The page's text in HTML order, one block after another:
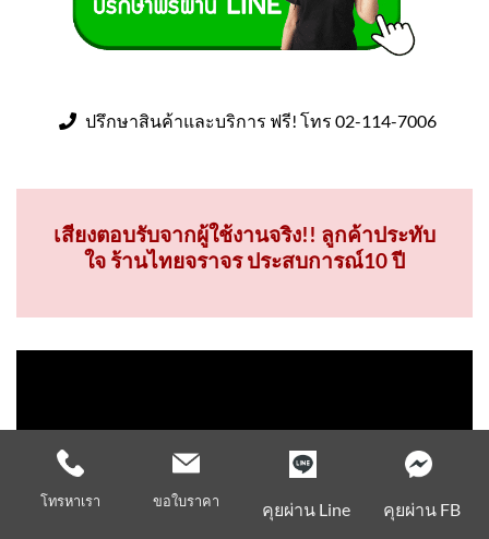
เสียงตอบรับจากผู้ใช้งานจริง!! ลูกค้าประทับ
ใจ ร้านไทยจราจร ประสบการณ์10 ปี
โทรหาเรา ขอใบราคา คุยผ่าน Line คุยผ่าน FB